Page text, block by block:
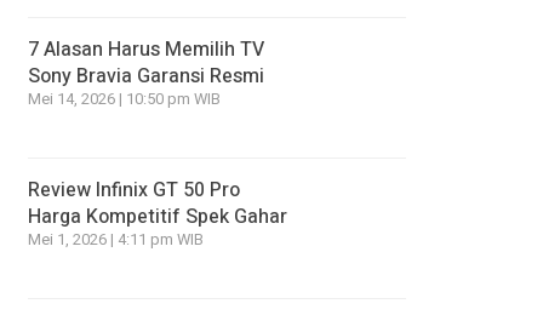
7 Alasan Harus Memilih TV
Sony Bravia Garansi Resmi
Mei 14, 2026 | 10:50 pm WIB
Review Infinix GT 50 Pro
Harga Kompetitif Spek Gahar
Mei 1, 2026 | 4:11 pm WIB